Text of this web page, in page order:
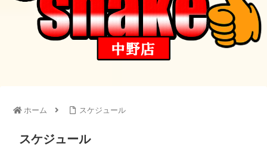
ホーム スケジュール
スケジュール